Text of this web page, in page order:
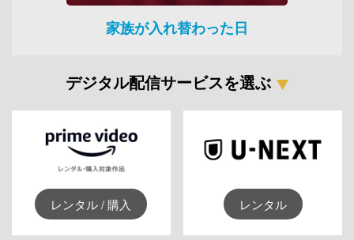
家族が入れ替わった日
デジタル配信サービスを選ぶ
レンタル / 購入 レンタル